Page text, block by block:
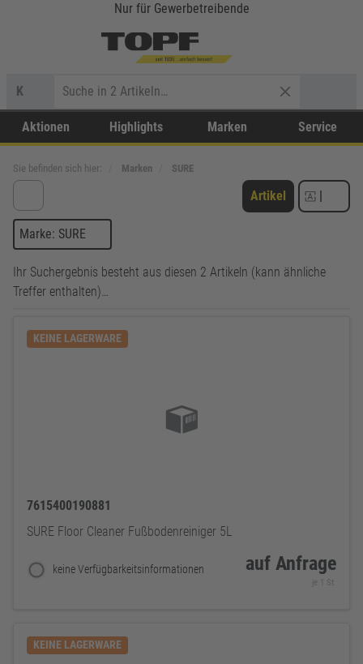
Nur für Gewerbetreibende
K
Aktionen Highlights Marken Service
Sie befinden sich hier: Marken SURE
Artikel |
Marke: SURE
Ihr Suchergebnis besteht aus diesen 2 Artikeln (kann ähnliche
Treffer enthalten)…
KEINE LAGERWARE
7615400190881
SURE Floor Cleaner Fußbodenreiniger 5L
keine Verfügbarkeitsinformationen auf Anfrage
je 1 St.
KEINE LAGERWARE